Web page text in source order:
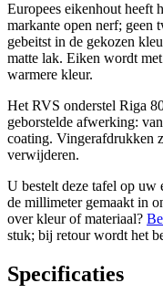
Europees eikenhout heeft
markante open nerf;
gebeitst in de gekozen
matte lak. Eiken wordt
warmere kleur.
Het RVS onderstel Riga
geborstelde afwerking:
coating. Vingerafdrukken
verwijderen.
U bestelt deze tafel op uw
de millimeter gemaakt in
over kleur of materiaal?
stuk; bij retour wordt het
Specificaties